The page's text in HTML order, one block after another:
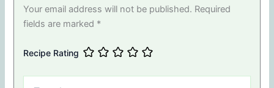
Your email address will not be published. Required
fields are marked *
Recipe Rating